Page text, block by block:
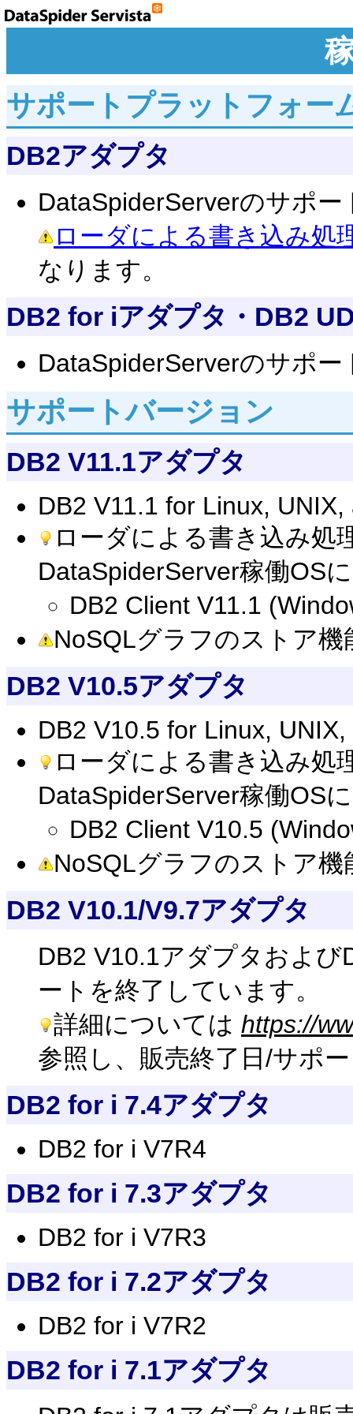
サポートプラットフォー
DB2アダプタ
DataSpiderServerのサポ
ローダによる書き込み処
なります。
DB2 for iアダプタ・DB2
DataSpiderServerのサポ
サポートバージョン
DB2 V11.1アダプタ
DB2 V11.1 for Linux,
ローダによる書き込み処
DataSpiderServer稼働OS
DB2 Client V11.1
NoSQLグラフのストア
DB2 V10.5アダプタ
DB2 V10.5 for Linux,
ローダによる書き込み処
DataSpiderServer稼働OS
DB2 Client V10.5
NoSQLグラフのストア
DB2 V10.1/V9.7アダプタ
DB2 V10.1アダプタおよ
ートを終了しています。
詳細については https://
参照し、販売終了日/サポ
DB2 for i 7.4アダプタ
DB2 for i V7R4
DB2 for i 7.3アダプタ
DB2 for i V7R3
DB2 for i 7.2アダプタ
DB2 for i V7R2
DB2 for i 7.1アダプタ